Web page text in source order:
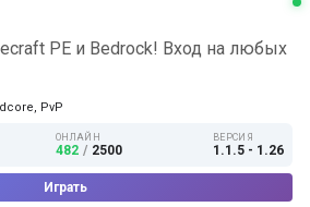
PE и Bedrock! Вход на любых
PvP
ОНЛАЙН
482 / 2500
ВЕРСИЯ
1.1.5 - 1.26
Играть